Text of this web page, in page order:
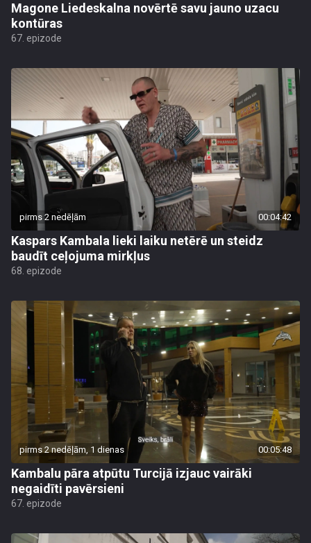
Magone Liedeskalna novērtē savu jauno uzacu
kontūras
67. epizode
pirms 2 nedēļām 00:04:42
Kaspars Kambala lieki laiku netērē un steidz
baudīt ceļojuma mirkļus
68. epizode
pirms 2 nedēļām, 1 dienas 00:05:48
Kambalu pāra atpūtu Turcijā izjauc vairāki
negaidīti pavērsieni
67. epizode